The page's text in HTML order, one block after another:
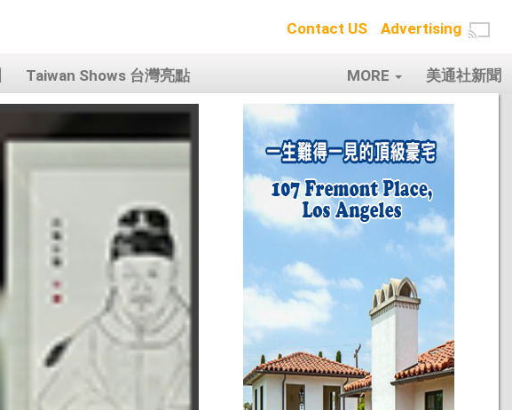
Contact US Advertising
Taiwan Shows 台灣亮點 美通社新聞
MORE